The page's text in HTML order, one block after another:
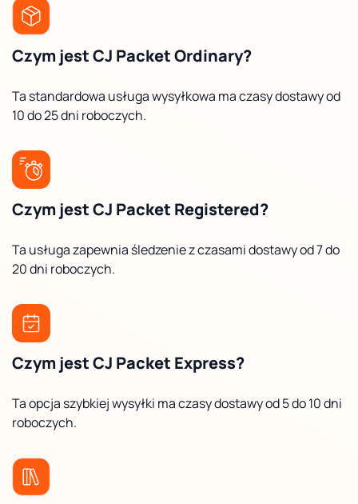
Czym jest CJ Packet Ordinary?
Ta standardowa usługa wysyłkowa ma czasy dostawy od
10 do 25 dni roboczych.
Czym jest CJ Packet Registered?
Ta usługa zapewnia śledzenie z czasami dostawy od 7 do
20 dni roboczych.
Czym jest CJ Packet Express?
Ta opcja szybkiej wysyłki ma czasy dostawy od 5 do 10 dni
roboczych.